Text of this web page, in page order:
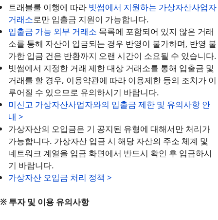
트래블룰 이행에 따라 빗썸에서 지원하는 가상자산사업자
거래소로만 입출금 지원이 가능합니다.
입출금 가능 외부 거래소 목록에 포함되어 있지 않은 거래
소를 통해 자산이 입금되는 경우 반영이 불가하며, 반영 불
가한 입금 건은 반환까지 오랜 시간이 소요될 수 있습니다.
빗썸에서 지정한 거래 제한 대상 거래소를 통해 입출금 및
거래를 할 경우, 이용약관에 따라 이용제한 등의 조치가 이
루어질 수 있으므로 유의하시기 바랍니다.
미신고 가상자산사업자와의 입출금 제한 및 유의사항 안
내 >
가상자산의 오입금은 기 공지된 유형에 대해서만 처리가
가능합니다. 가상자산 입금 시 해당 자산의 주소 체계 및
네트워크 계열을 입금 화면에서 반드시 확인 후 입금하시
기 바랍니다.
가상자산 오입금 처리 정책 >
※ 투자 및 이용 유의사항